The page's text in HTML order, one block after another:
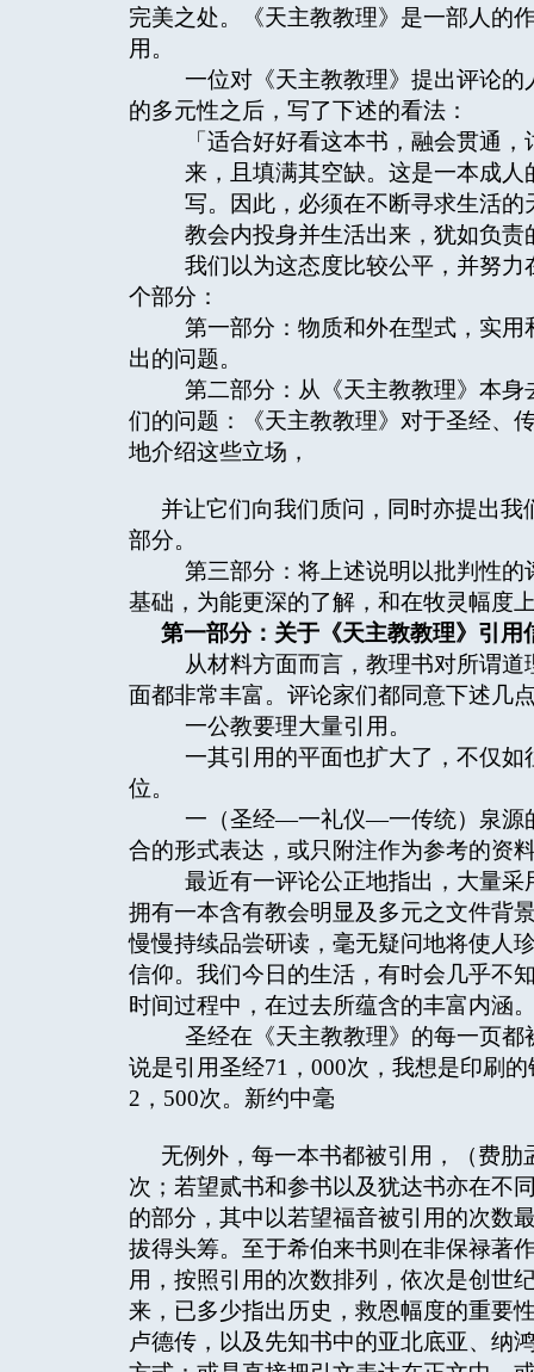
完美之处。《天主教教理》是一部人的
用。
一位对《天主教教理》提出评论的
的多元性之后，写了下述的看法：
「适合好好看这本书，融会贯通，
来，且填满其空缺。这是一本成人
写。因此，必须在不断寻求生活的
教会内投身并生活出来，犹如负责
我们以为这态度比较公平，并努力
个部分：
第一部分：物质和外在型式，实用
出的问题。
第二部分：从《天主教教理》本身
们的问题：《天主教教理》对于圣经、
地介绍这些立场，
并让它们向我们质问，同时亦提出
部分。
第三部分：将上述说明以批判性的
基础，为能更深的了解，和在牧灵幅度
第一部分：关于《天主教教理》引
从材料方面而言，教理书对所谓道
面都非常丰富。评论家们都同意下述几
一公教要理大量引用。
一其引用的平面也扩大了，不仅如
位。
一（圣经—一礼仪—一传统）泉源
合的形式表达，或只附注作为参考的资
最近有一评论公正地指出，大量采
拥有一本含有教会明显及多元之文件背
慢慢持续品尝研读，毫无疑问地将使人
信仰。我们今日的生活，有时会几乎不
时间过程中，在过去所蕴含的丰富内涵
圣经在《天主教教理》的每一页都
说是引用圣经71，000次，我想是印刷
2，500次。新约中毫
无例外，每一本书都被引用，（费
次；若望贰书和参书以及犹达书亦在不
的部分，其中以若望福音被引用的次数
拔得头筹。至于希伯来书则在非保禄著
用，按照引用的次数排列，依次是创世
来，已多少指出历史，救恩幅度的重要
卢德传，以及先知书中的亚北底亚、纳